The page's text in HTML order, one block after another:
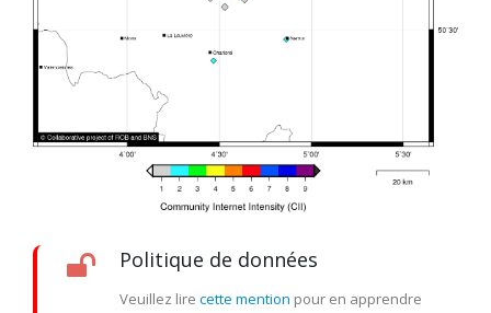
Politique de données
Veuillez lire cette mention pour en apprendre